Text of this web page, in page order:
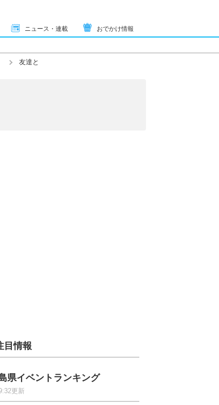
ニュース・連載 おでかけ情報
友達と
目情報
県イベントランキング
更新